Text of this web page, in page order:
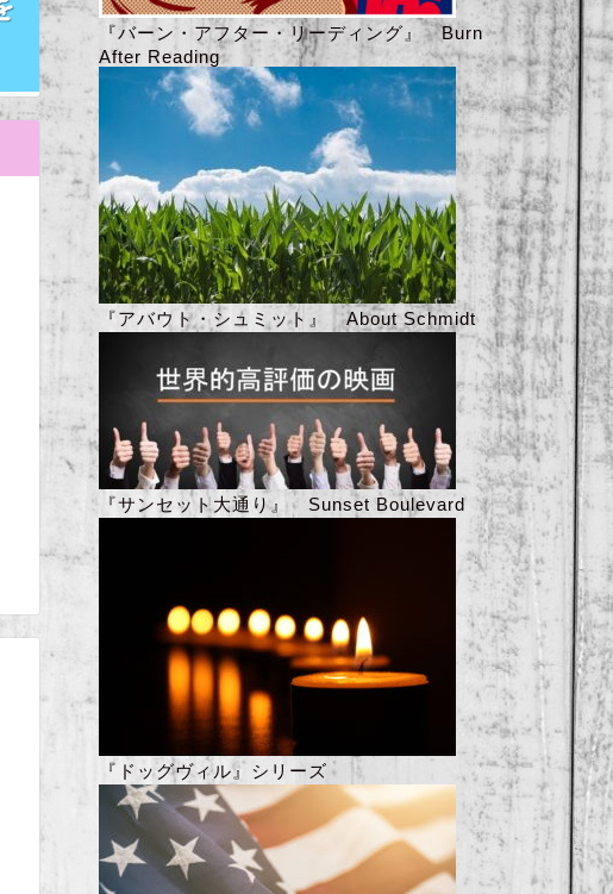
『バーン・アフター・リーディング』 Burn
After Reading
『アバウト・シュミット』 About Schmidt
『サンセット大通り』 Sunset Boulevard
『ドッグヴィル』シリーズ